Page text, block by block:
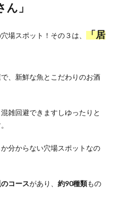
」
場スポット！その３は、 「居
、新鮮な魚とこだわりのお酒
雑回避できますしゆったりと
分からない穴場スポットなの
コースがあり、 約90種類もの